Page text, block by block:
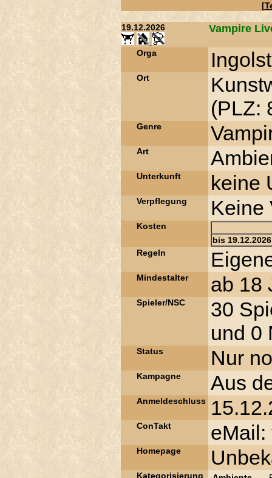
[
19.12.2026 Vampire
Orga
Ort
(PLZ:
Genre
Art
Unterkunft keine
Verpflegung Keine
Kosten
bis 19.12.2026
Regeln
Mindestalter ab 18
Spieler/NSC
30
und 0
Status Nur
Kampagne Aus
Anmeldeschluss
ConTakt eMail:
Homepage
Kategorisierung